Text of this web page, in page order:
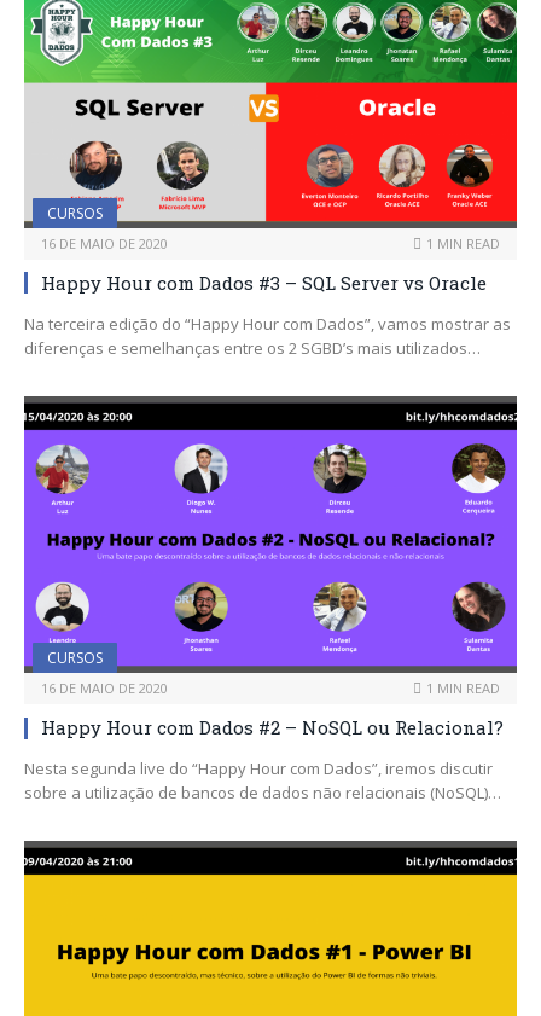
CURSOS
16 DE MAIO DE 2020 1 MIN READ
Happy Hour com Dados #3 – SQL Server vs Oracle
Na terceira edição do “Happy Hour com Dados”, vamos mostrar as
diferenças e semelhanças entre os 2 SGBD’s mais utilizados…
CURSOS
16 DE MAIO DE 2020 1 MIN READ
Happy Hour com Dados #2 – NoSQL ou Relacional?
Nesta segunda live do “Happy Hour com Dados”, iremos discutir
sobre a utilização de bancos de dados não relacionais (NoSQL)…